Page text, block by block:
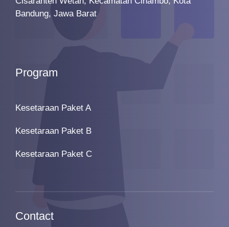
Bandung, Jawa Barat
Program
Kesetaraan Paket A
Kesetaraan Paket B
Kesetaraan Paket C
Contact